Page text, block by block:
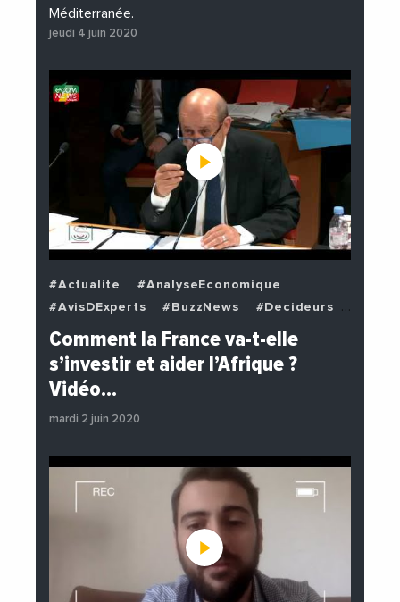
Méditerranée.
jeudi 4 juin 2020
#Actualite
#AnalyseEconomique
#AvisDExperts
#BuzzNews
#Decideurs
#EchangesMediterraneens
#Economie
#PhotosEtVideos
#Politique
Comment la France va-t-elle
s’investir et aider l’Afrique ?
Vidéo…
mardi 2 juin 2020